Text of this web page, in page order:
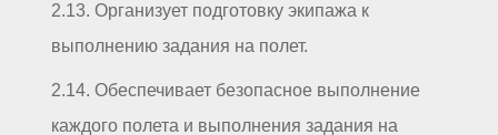
2.13. Организует подготовку экипажа к
выполнению задания на полет.
2.14. Обеспечивает безопасное выполнение
каждого полета и выполнения задания на